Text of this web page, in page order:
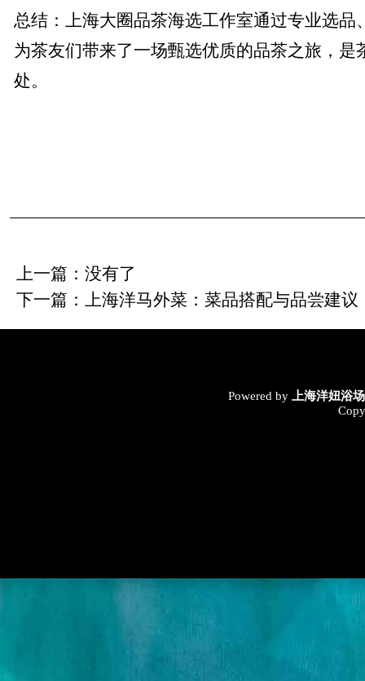
总结：上海大圈品茶海选工作室通过专业选品
为茶友们带来了一场甄选优质的品茶之旅，是
处。
上一篇：没有了
下一篇： 上海洋马外菜：菜品搭配与品尝建议
Powered by
上海洋妞浴